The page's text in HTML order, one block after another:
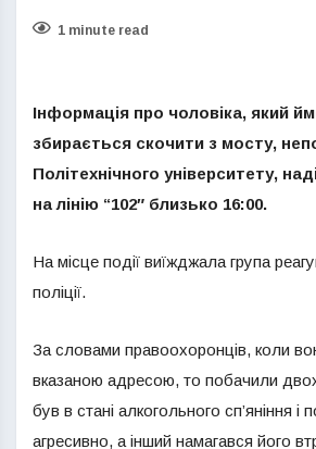
1 minute read
Інформація про чоловіка, який
збирається скочити з мосту,
Політехнічного університету,
на лінію “102″ близько 16:00.
На місце події виїжджала група
поліції.
За словами правоохоронців, коли
вказаною адресою, то побачили
був в стані алкогольного сп’яніння і
агресивно, а інший намагався його